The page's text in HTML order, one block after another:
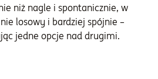
niż nagle i spontanicznie, w
losowy i bardziej spójnie –
jedne opcje nad drugimi.